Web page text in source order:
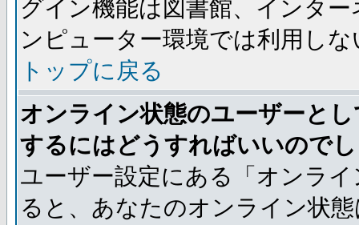
グイン機能は図書館、インタ
ンピューター環境では利用し
トップに戻る
オンライン状態のユーザーと
するにはどうすればいいので
ユーザー設定にある「オンラ
ると、あなたのオンライン状